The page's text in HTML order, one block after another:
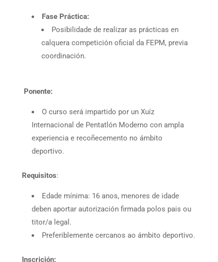
Fase Práctica:
Posibilidade de realizar as prácticas en
calquera competición oficial da FEPM, previa
coordinación.
Ponente:
O curso será impartido por un Xuíz
Internacional de Pentatlón Moderno con ampla
experiencia e recoñecemento no ámbito
deportivo.
Requisitos:
Edade mínima: 16 anos, menores de idade
deben aportar autorización firmada polos pais ou
titor/a legal.
Preferiblemente cercanos ao ámbito deportivo.
Inscrición: